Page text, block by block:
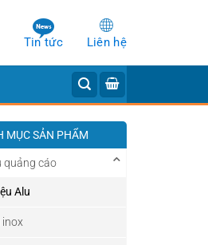
Tin tức Liên hệ
MỤC SẢN PHẨM
quảng cáo
Alu
inox